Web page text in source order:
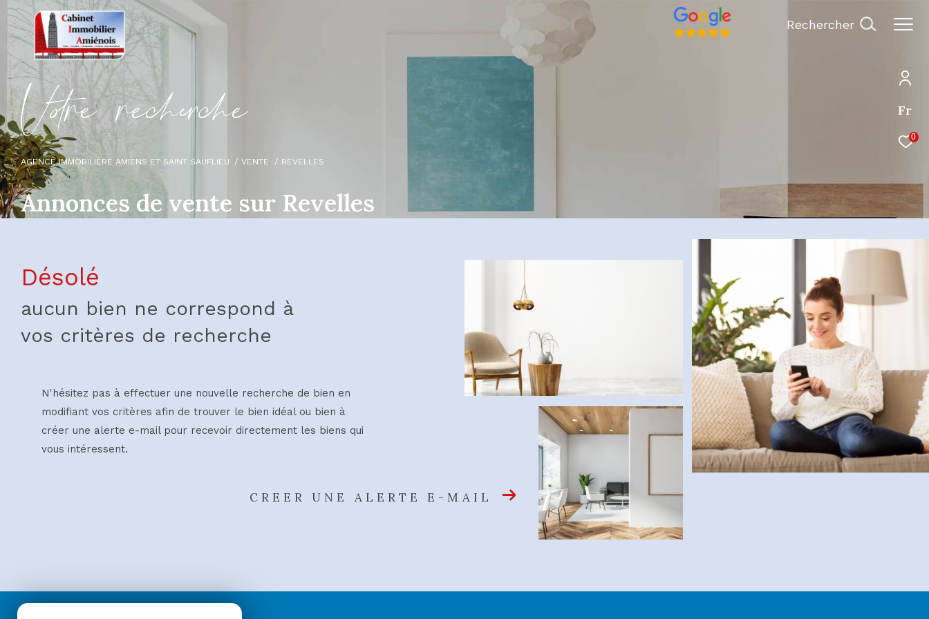
Fr
0
Rechercher
Vore recece
AGENCE IMMOBILIÈRE AMIENS ET SAINT SAUFLIEU VENTE REVELLES
Annonces de vente sur Revelles
Désolé
aucun bien ne correspond à
vos critères de recherche
N'hésitez pas à effectuer une nouvelle recherche de bien en
modifiant vos critères afin de trouver le bien idéal ou bien à
créer une alerte e-mail pour recevoir directement les biens qui
vous intéressent.
CREER UNE ALERTE E-MAIL